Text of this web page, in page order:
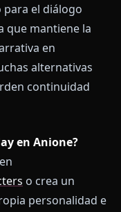
el diálogo
que mantiene la
en
alternativas
continuidad
en Anione?
o crea un
personalidad e